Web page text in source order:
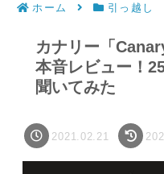
ホーム 引っ越し
カナリー「
本音レビュー！
聞いてみた
2021.02.21